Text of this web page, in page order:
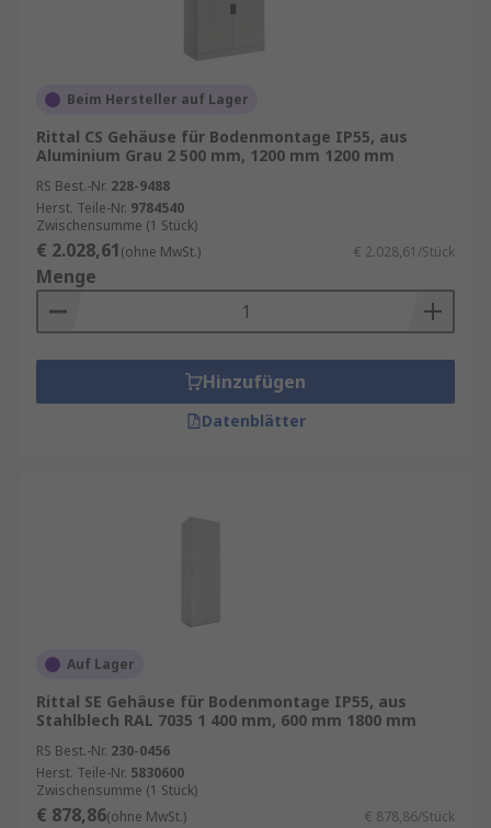
Beim Hersteller auf Lager
Rittal CS Gehäuse für Bodenmontage IP55, aus
Aluminium Grau 2 500 mm, 1200 mm 1200 mm
RS Best.-Nr. 228-9488
Herst. Teile-Nr. 9784540
Zwischensumme (1 Stück)
€ 2.028,61(ohne MwSt.) € 2.028,61/Stück
Menge
Hinzufügen
Datenblätter
Auf Lager
Rittal SE Gehäuse für Bodenmontage IP55, aus
Stahlblech RAL 7035 1 400 mm, 600 mm 1800 mm
RS Best.-Nr. 230-0456
Herst. Teile-Nr. 5830600
Zwischensumme (1 Stück)
€ 878,86(ohne MwSt.) € 878,86/Stück